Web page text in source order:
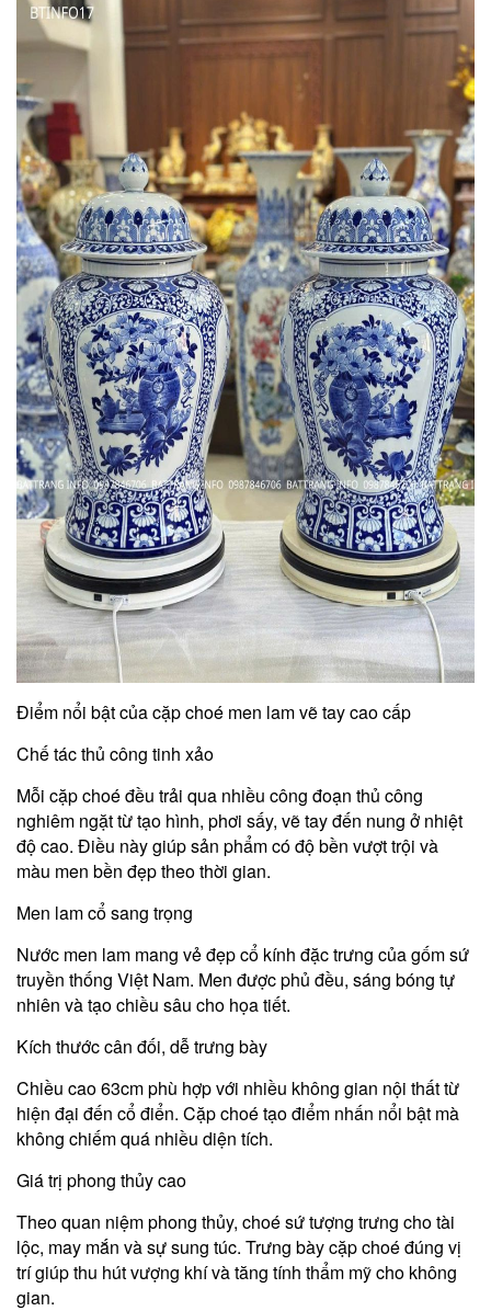
Điểm nổi bật của cặp choé men lam vẽ tay cao cấp
Chế tác thủ công tinh xảo
Mỗi cặp choé đều trải qua nhiều công đoạn thủ công
nghiêm ngặt từ tạo hình, phơi sấy, vẽ tay đến nung ở nhiệt
độ cao. Điều này giúp sản phẩm có độ bền vượt trội và
màu men bền đẹp theo thời gian.
Men lam cổ sang trọng
Nước men lam mang vẻ đẹp cổ kính đặc trưng của gốm sứ
truyền thống Việt Nam. Men được phủ đều, sáng bóng tự
nhiên và tạo chiều sâu cho họa tiết.
Kích thước cân đối, dễ trưng bày
Chiều cao 63cm phù hợp với nhiều không gian nội thất từ
hiện đại đến cổ điển. Cặp choé tạo điểm nhấn nổi bật mà
không chiếm quá nhiều diện tích.
Giá trị phong thủy cao
Theo quan niệm phong thủy, choé sứ tượng trưng cho tài
lộc, may mắn và sự sung túc. Trưng bày cặp choé đúng vị
trí giúp thu hút vượng khí và tăng tính thẩm mỹ cho không
gian.